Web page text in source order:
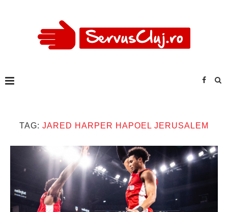
TAG: JARED HARPER HAPOEL JERUSALEM